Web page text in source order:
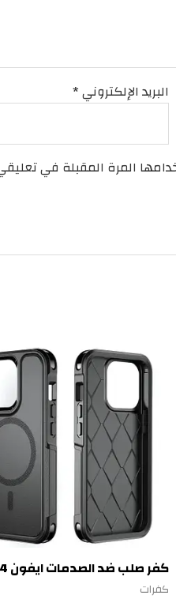
البريد الإلكتروني*
المرة المقبلة في
كفر صلب ضد الصدمات ايفون 14
كفرات